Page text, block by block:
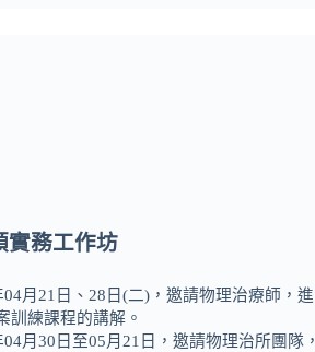
實務工作坊
04月21日、28日(二)，邀請物理治療師，進
訓練課程的講解。
04月30日至05月21日，邀請物理治所團隊，